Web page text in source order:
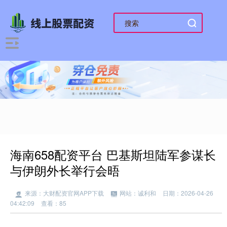
海南658配资平台 巴基斯坦陆军参谋长
与伊朗外长举行会晤
来源：大财配资官网APP下载 网站：诚利和
日期：2026-04-26
04:42:09
查看：85